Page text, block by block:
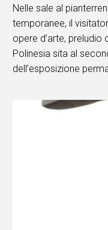
Nelle sale al
temporanee, il
opere d’arte,
Polinesia sita al
dell’esposizione